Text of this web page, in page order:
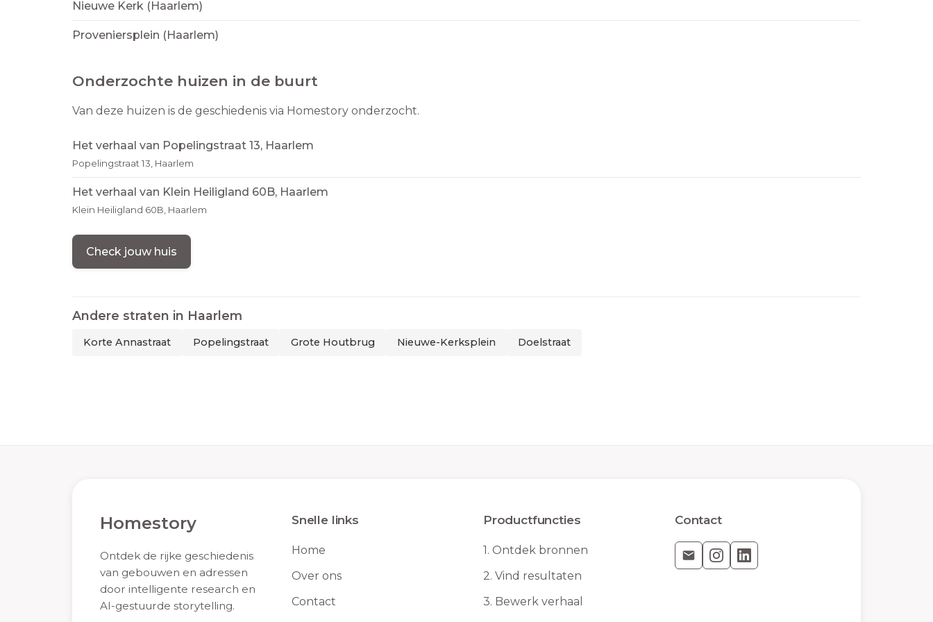
Nieuwe Kerk (Haarlem)
Proveniersplein (Haarlem)
Onderzochte huizen in de buurt
Van deze huizen is de geschiedenis via Homestory onderzocht.
Het verhaal van Popelingstraat 13, Haarlem
Popelingstraat 13, Haarlem
Het verhaal van Klein Heiligland 60B, Haarlem
Klein Heiligland 60B, Haarlem
Check jouw huis
Andere straten in Haarlem
Korte Annastraat Popelingstraat Grote Houtbrug Nieuwe-Kerksplein Doelstraat
Homestory
Ontdek de rijke geschiedenis
van gebouwen en adressen
door intelligente research en
AI-gestuurde storytelling.
Snelle links
Home
Over ons
Contact
Productfuncties
1. Ontdek bronnen
2. Vind resultaten
3. Bewerk verhaal
Contact